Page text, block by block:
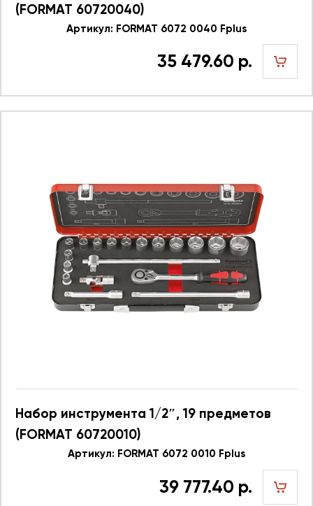
(FORMAT 60720040)
Артикул: FORMAT 6072 0040 Fplus
35 479.60 р.
Набор инструмента 1/2″, 19 предметов
(FORMAT 60720010)
Артикул: FORMAT 6072 0010 Fplus
39 777.40 р.